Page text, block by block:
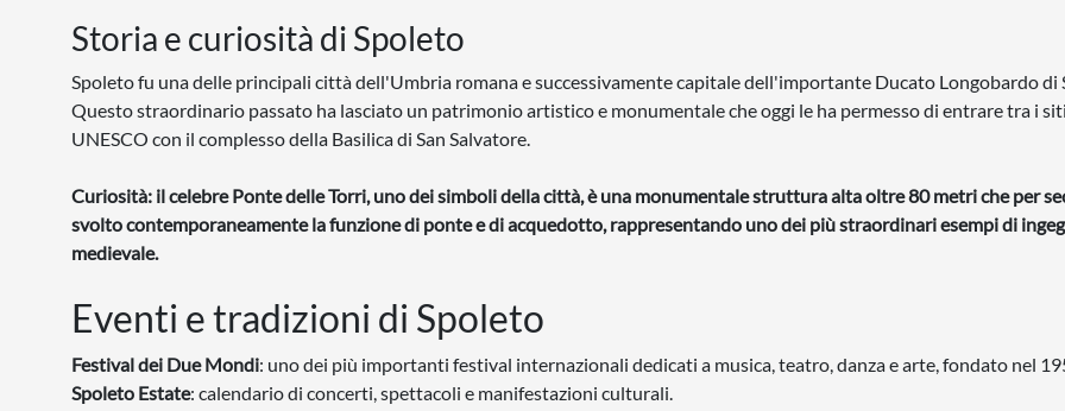
Storia e curiosità di Spoleto
Spoleto fu una delle principali città dell'Umbria romana e successivamente capitale dell'importante Ducato Longobardo di
Questo straordinario passato ha lasciato un patrimonio artistico e monumentale che oggi le ha permesso di entrare tra i siti
UNESCO con il complesso della Basilica di San Salvatore.
Curiosità: il celebre Ponte delle Torri, uno dei simboli della città, è una monumentale struttura alta oltre 80 metri che per
svolto contemporaneamente la funzione di ponte e di acquedotto, rappresentando uno dei più straordinari esempi di
medievale.
Eventi e tradizioni di Spoleto
Festival dei Due Mondi: uno dei più importanti festival internazionali dedicati a musica, teatro, danza e arte, fondato nel
Spoleto Estate: calendario di concerti, spettacoli e manifestazioni culturali.